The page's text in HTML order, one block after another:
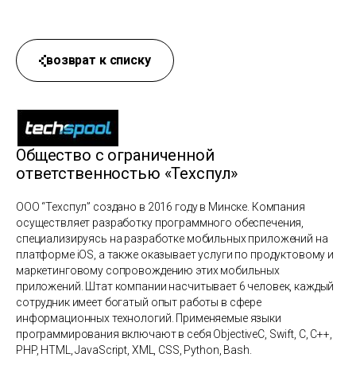
Общество с ограниченной
ответственностью «Техспул»
ООО “Техспул” создано в 2016 году в Минске. Компания
осуществляет разработку программного обеспечения,
специализируясь на разработке мобильных приложений на
платформе iOS, а также оказывает услуги по продуктовому и
маркетинговому сопровождению этих мобильных
приложений. Штат компании насчитывает 6 человек, каждый
сотрудник имеет богатый опыт работы в сфере
информационных технологий. Применяемые языки
программирования включают в себя ObjectiveC, Swift, С, C++,
PHP, HTML, JavaScript, XML, CSS, Python, Bash.
возврат к списку